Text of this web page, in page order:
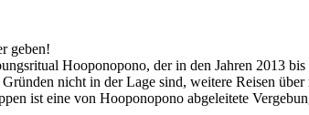
geben!
Hooponopono, der in den Jahren 2013
nicht in der Lage sind, weitere Reisen
ist eine von Hooponopono abgeleitete